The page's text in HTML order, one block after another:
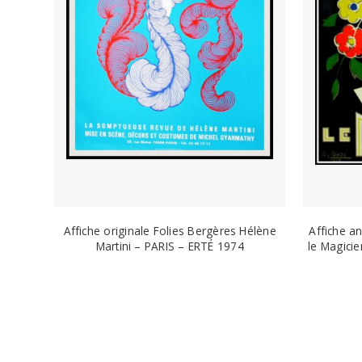
Affiche originale Folies Bergères Hélène
Martini – PARIS – ERTÉ 1974
Affiche
le